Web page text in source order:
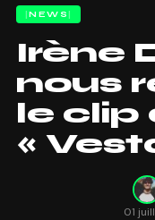
NEWS
Irène
nous
le clip
«
01